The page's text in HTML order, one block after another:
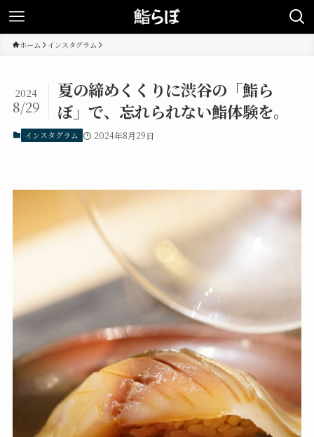
ホーム インスタグラム
夏の締めくくりに渋谷の「鮨ら
ぼ」で、忘れられない鮨体験を。
2024
8/29
インスタグラム 2024年8月29日